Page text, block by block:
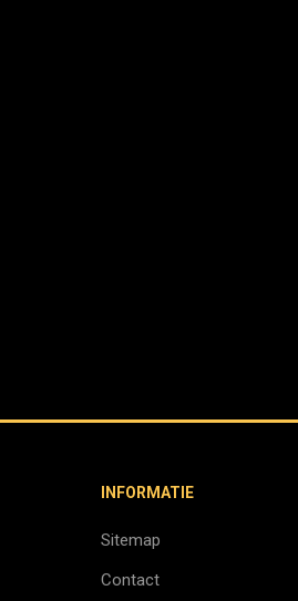
INFORMATIE
Sitemap
Contact